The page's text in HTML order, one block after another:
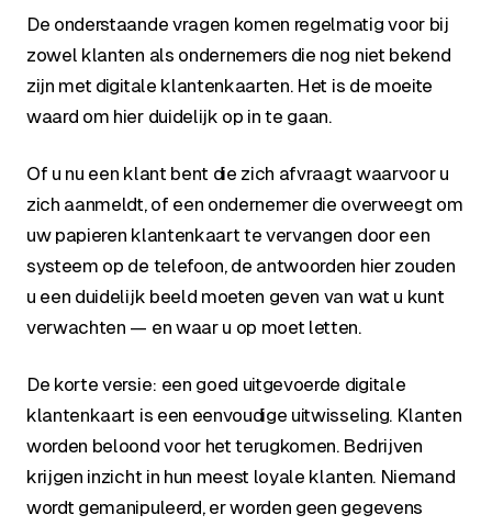
De onderstaande vragen komen regelmatig voor bij
zowel klanten als ondernemers die nog niet bekend
zijn met digitale klantenkaarten. Het is de moeite
waard om hier duidelijk op in te gaan.
Of u nu een klant bent die zich afvraagt waarvoor u
zich aanmeldt, of een ondernemer die overweegt om
uw papieren klantenkaart te vervangen door een
systeem op de telefoon, de antwoorden hier zouden
u een duidelijk beeld moeten geven van wat u kunt
verwachten — en waar u op moet letten.
De korte versie: een goed uitgevoerde digitale
klantenkaart is een eenvoudige uitwisseling. Klanten
worden beloond voor het terugkomen. Bedrijven
krijgen inzicht in hun meest loyale klanten. Niemand
wordt gemanipuleerd, er worden geen gegevens